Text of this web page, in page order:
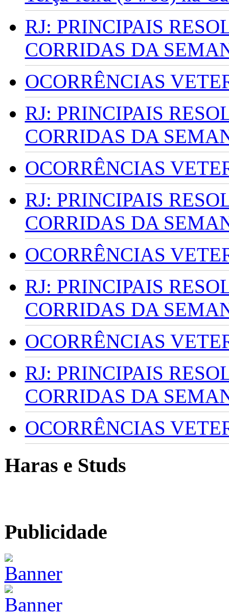
RJ: PRINCIPAIS
CORRIDAS DA
OCORRÊNCIAS
RJ: PRINCIPAIS
CORRIDAS DA
OCORRÊNCIAS
RJ: PRINCIPAIS
CORRIDAS DA
OCORRÊNCIAS
RJ: PRINCIPAIS
CORRIDAS DA
OCORRÊNCIAS
RJ: PRINCIPAIS
CORRIDAS DA
OCORRÊNCIAS
Haras e Studs
Publicidade